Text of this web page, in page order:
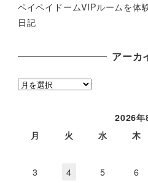
ペイペイドームVIPルームを体
日記
アーカ
ア
2026年
月
火 水 木
3
4 5 6